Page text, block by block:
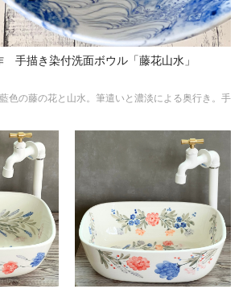
手描き染付洗面ボウル「藤花山水」
色の藤の花と山水。筆遣いと濃淡による奥行き。手